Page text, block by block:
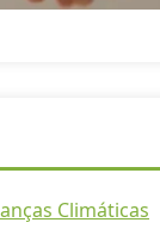
Climáticas